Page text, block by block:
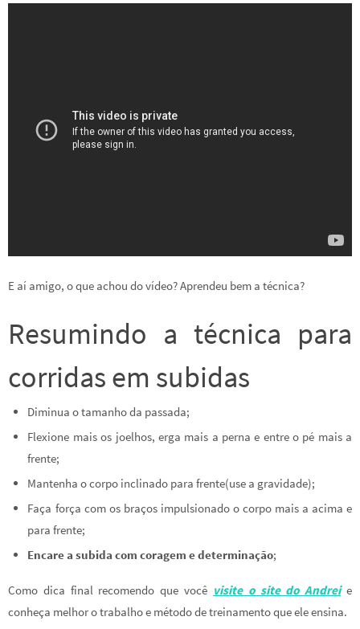
E aí amigo, o que achou do vídeo? Aprendeu bem a técnica?
Resumindo a técnica para
corridas em subidas
Diminua o tamanho da passada;
Flexione mais os joelhos, erga mais a perna e entre o pé mais a
frente;
Mantenha o corpo inclinado para frente(use a gravidade);
Faça força com os braços impulsionado o corpo mais a acima e
para frente;
Encare a subida com coragem e determinação;
Como dica final recomendo que você visite o site do Andreie
conheça melhor o trabalho e método de treinamento que ele ensina.